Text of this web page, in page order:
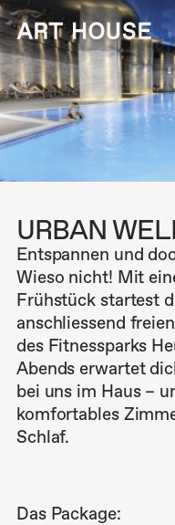
HOTEL
ROOMS & SUITES
ROOFTOP
FITNESS
ANGEBOTE
Urban Wellness
Love is in the air
Osterzauber im ART
ZIMMER
BUCHEN
TISCH
URBAN
Entspannen und
Wieso nicht! Mit
Frühstück startest
anschliessend
des Fitnessparks
Abends erwartet
bei uns im Haus –
komfortables
Schlaf.
Das Package: